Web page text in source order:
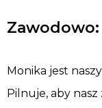
Zawodowo:
Monika jest
Pilnuje, aby nasz